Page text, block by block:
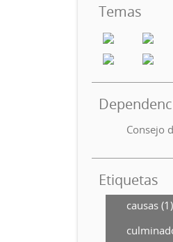
Temas
Consejo
Etiquetas
causas (1)